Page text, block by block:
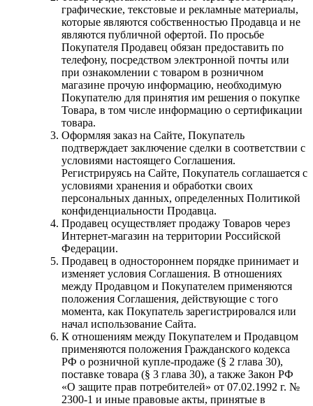
графические, текстовые и рекламные материалы,
которые являются собственностью Продавца и не
являются публичной офертой. По просьбе
Покупателя Продавец обязан предоставить по
телефону, посредством электронной почты или
при ознакомлении с товаром в розничном
магазине прочую информацию, необходимую
Покупателю для принятия им решения о покупке
Товара, в том числе информацию о сертификации
товара.
Оформляя заказ на Сайте, Покупатель
подтверждает заключение сделки в соответствии с
условиями настоящего Соглашения.
Регистрируясь на Сайте, Покупатель соглашается с
условиями хранения и обработки своих
персональных данных, определенных Политикой
конфиденциальности Продавца.
Продавец осуществляет продажу Товаров через
Интернет-магазин на территории Российской
Федерации.
Продавец в одностороннем порядке принимает и
изменяет условия Соглашения. В отношениях
между Продавцом и Покупателем применяются
положения Соглашения, действующие с того
момента, как Покупатель зарегистрировался или
начал использование Сайта.
К отношениям между Покупателем и Продавцом
применяются положения Гражданского кодекса
РФ о розничной купле-продаже (§ 2 глава 30),
поставке товара (§ 3 глава 30), а также Закон РФ
«О защите прав потребителей» от 07.02.1992 г. №
2300-1 и иные правовые акты, принятые в